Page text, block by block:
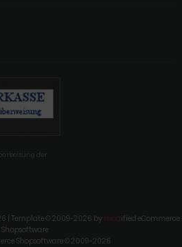
der
| Template © 2009-2026 by modified eCommerce
Shopsoftware
Shopsoftware © 2009-2026